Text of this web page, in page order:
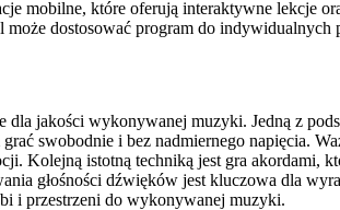
mobilne, które oferują interaktywne lekcje
dostosować program do
jakości wykonywanej muzyki. Jedną z
swobodnie i bez nadmiernego napięcia.
Kolejną istotną techniką jest gra akordami,
głośności dźwięków jest kluczowa dla
i przestrzeni do wykonywanej muzyki.